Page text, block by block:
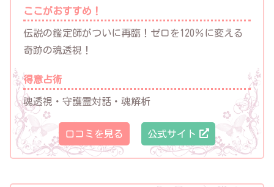
ここがおすすめ！
伝説の鑑定師がついに再臨！ゼロを120％に変える
奇跡の魂透視！
得意占術
魂透視・守護霊対話・魂解析
口コミを見る 公式サイト